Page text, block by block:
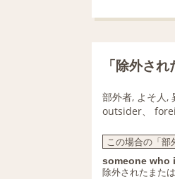
「除外さ
部外者, よそ人,
outsider、
この場合の「部
someone who
除外されたまた